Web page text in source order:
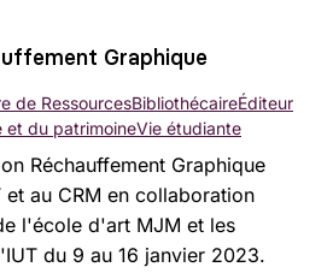
Graphique
Réchauffement Graphique
au CRM en collaboration
l'école d'art MJM et les
du 9 au 16 janvier 2023.
de RessourcesBibliothécaireÉditeur
et du patrimoineVie étudiante